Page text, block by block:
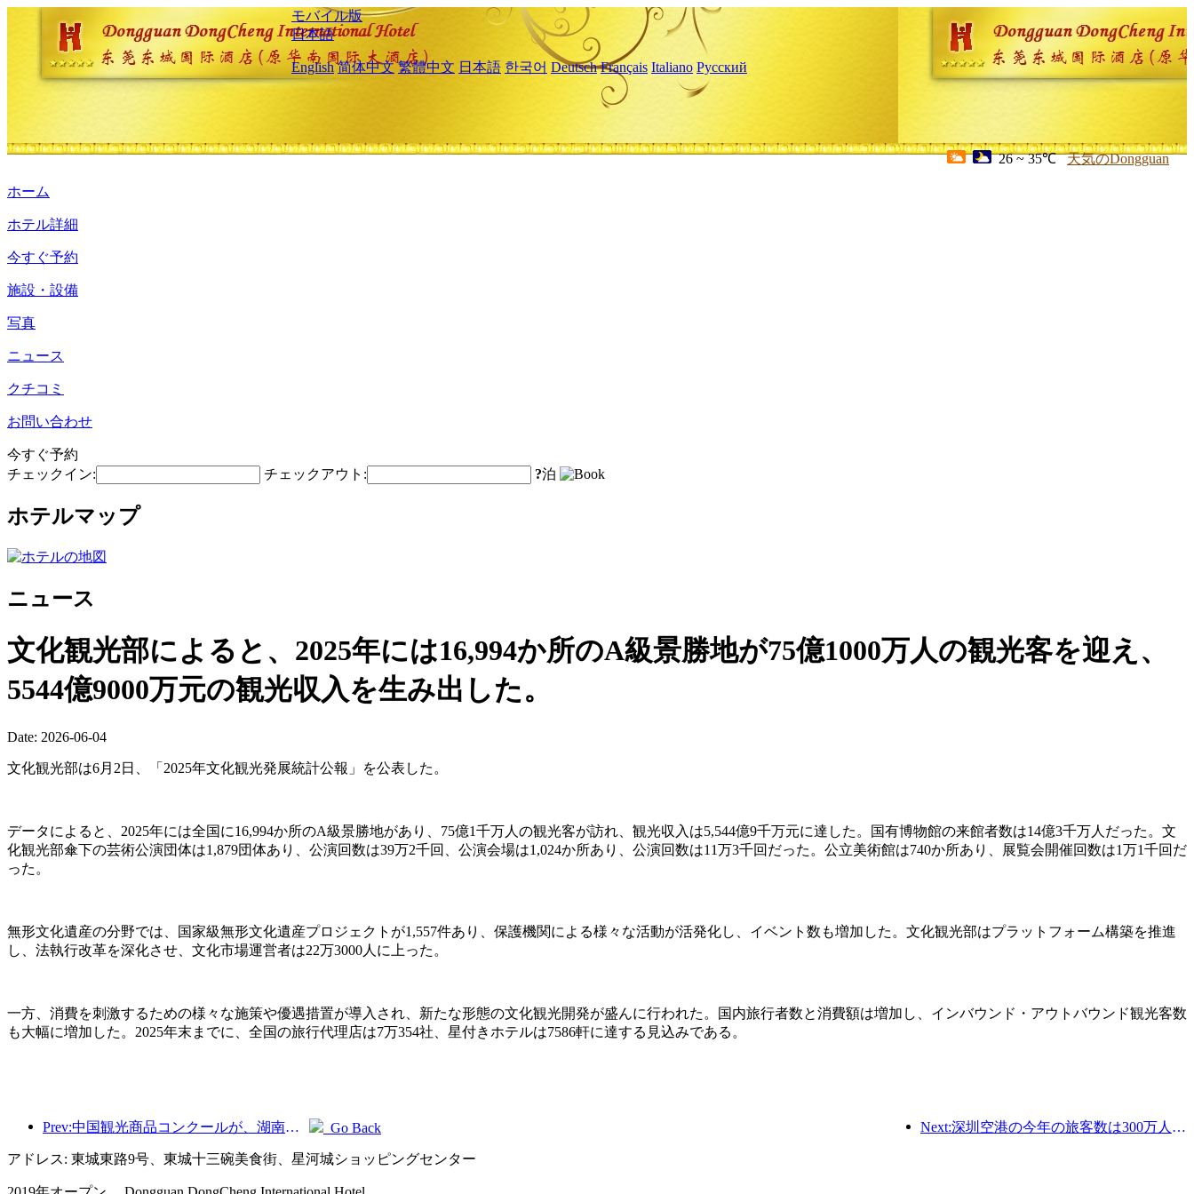
モバイル版
日本語
English 简体中文 繁體中文 日本語 한국어 Deutsch Français Italiano Русский
26 ~ 35℃ 天気のDongguan
ホーム
ホテル詳細
今すぐ予約
施設・設備
写真
ニュース
クチコミ
お問い合わせ
今すぐ予約
チェックイン:
チェックアウト: ?泊
ホテルマップ
ニュース
文化観光部によると、2025年には16,994か所のA級景勝地が75億1000万人の観光客を迎え、
5544億9000万元の観光収入を生み出した。
Date: 2026-06-04
文化観光部は6月2日、「2025年文化観光発展統計公報」を公表した。
データによると、2025年には全国に16,994か所のA級景勝地があり、75億1千万人の観光客が訪れ、観光収入は5,544億9千万元に達した。国有博物館の来館者数は14億3千万人だった。文
化観光部傘下の芸術公演団体は1,879団体あり、公演回数は39万2千回、公演会場は1,024か所あり、公演回数は11万3千回だった。公立美術館は740か所あり、展覧会開催回数は1万1千回だ
った。
無形文化遺産の分野では、国家級無形文化遺産プロジェクトが1,557件あり、保護機関による様々な活動が活発化し、イベント数も増加した。文化観光部はプラットフォーム構築を推進
し、法執行改革を深化させ、文化市場運営者は22万3000人に上った。
一方、消費を刺激するための様々な施策や優遇措置が導入され、新たな形態の文化観光開発が盛んに行われた。国内旅行者数と消費額は増加し、インバウンド・アウトバウンド観光客数
も大幅に増加した。2025年末までに、全国の旅行代理店は7万354社、星付きホテルは7586軒に達する見込みである。
Prev:中国観光商品コンクールが、湖南省湘潭市にて盛況のうちに開催されました。 Next:深圳空港の今年の旅客数は300万人を超え、同期間の新記録を樹立した。
Go Back
アドレス: 東城東路9号、東城十三碗美食街、星河城ショッピングセンター